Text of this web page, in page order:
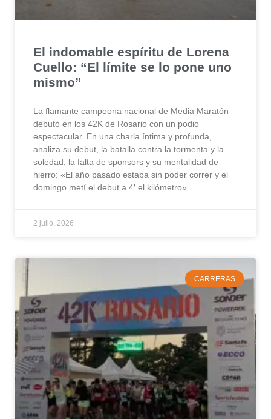
El indomable espíritu de Lorena
Cuello: “El límite se lo pone uno
mismo”
La flamante campeona nacional de Media Maratón
debutó en los 42K de Rosario con un podio
espectacular. En una charla íntima y profunda,
analiza su debut, la batalla contra la tormenta y la
soledad, la falta de sponsors y su mentalidad de
hierro: «El año pasado estaba sin poder correr y el
domingo metí el debut a 4′ el kilómetro».
2 julio, 2026
CARRERAS